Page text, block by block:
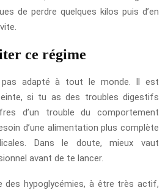
de perdre quelques kilos puis d’en
ce régime
pas adapté à tout le monde. Il est
si tu as des troubles digestifs
d’un trouble du comportement
d’une alimentation plus complète
Dans le doute, mieux vaut
avant de te lancer.
hypoglycémies, à être très actif,